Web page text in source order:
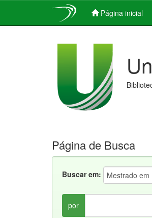
Página inicial
Página de Busca
Buscar em:
por